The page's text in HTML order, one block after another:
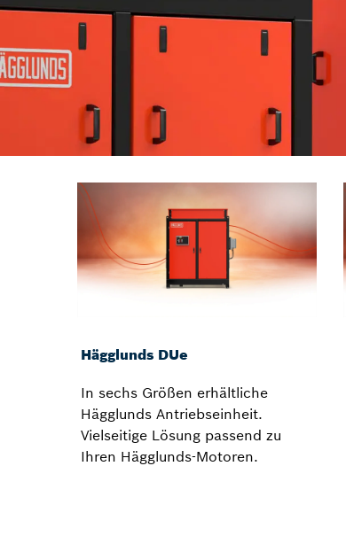
Hägglunds DUe
In sechs Größen erhältliche
Hägglunds Antriebseinheit.
Vielseitige Lösung passend zu
Ihren Hägglunds-Motoren.